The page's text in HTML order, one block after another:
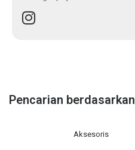
Pencarian
Aksesoris